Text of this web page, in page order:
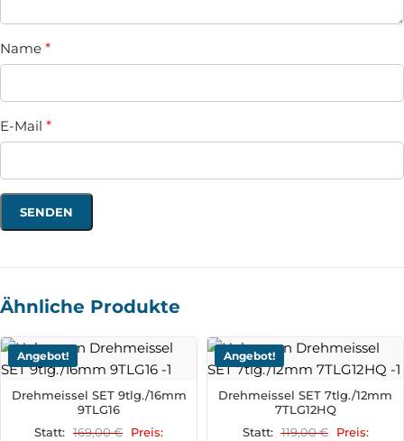
Name *
E-Mail *
Ähnliche Produkte
Angebot!
Drehmeissel SET 9tlg./16mm
9TLG16
Statt: 169,00€ Preis:
Angebot!
Drehmeissel SET 7tlg./12mm
7TLG12HQ
Statt: 119,00€ Preis: